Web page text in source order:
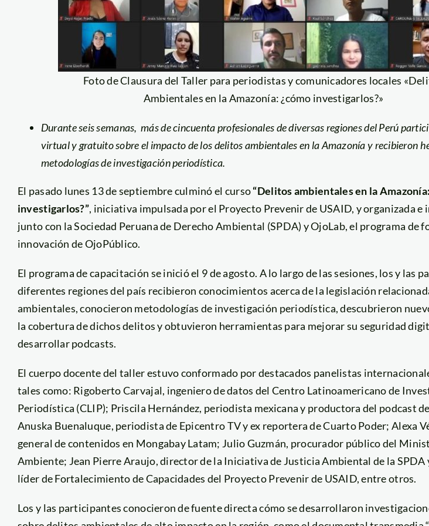
Foto de Clausura del Taller para periodistas y comunicadores locales
Ambientales en la Amazonía: ¿cómo investigarlos?»
Durante seis semanas, más de cincuentaprofesionales de diversas regiones del Perú
virtual y gratuito sobre el impacto de los delitos ambientales en la Amazonía y recibieron
metodologías de investigación periodística.
El pasado lunes 13 de septiembre culminó el curso“Delitos ambientales en la
investigarlos?”, iniciativa impulsada por el Proyecto Prevenir de USAID, y organizada e
junto con la Sociedad Peruana de Derecho Ambiental (SPDA) y OjoLab, el programa de
innovación de OjoPúblico.
El programa de capacitación se inició el 9 de agosto. A lo largo de las sesiones, los y las
diferentes regiones del país recibieron conocimientos acerca de la legislación
ambientales, conocieron metodologías de investigación periodística, descubrieron
la cobertura de dichos delitos y obtuvieron herramientas para mejorar su seguridad
desarrollar podcasts.
El cuerpo docente del taller estuvo conformado por destacados panelistas
tales como: Rigoberto Carvajal, ingeniero de datos del Centro Latinoamericano de
Periodística (CLIP); Priscila Hernández, periodista mexicana y productora del podcast
Anuska Buenaluque, periodista de Epicentro TV y ex reportera de Cuarto Poder; Alexa
general de contenidos en Mongabay Latam; Julio Guzmán, procurador público del
Ambiente; Jean Pierre Araujo, director de la Iniciativa de Justicia Ambiental de la SPDA
líder de Fortalecimiento de Capacidades del Proyecto Prevenir de USAID, entre otros.
Los y las participantes conocieron de fuente directa cómo se desarrollaron